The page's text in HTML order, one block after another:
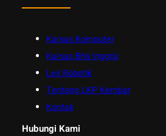
Kursus Komputer
Kursus Bhs Inggris
Les Robotik
Tentang LKP Kembar
Kontak
Hubungi Kami